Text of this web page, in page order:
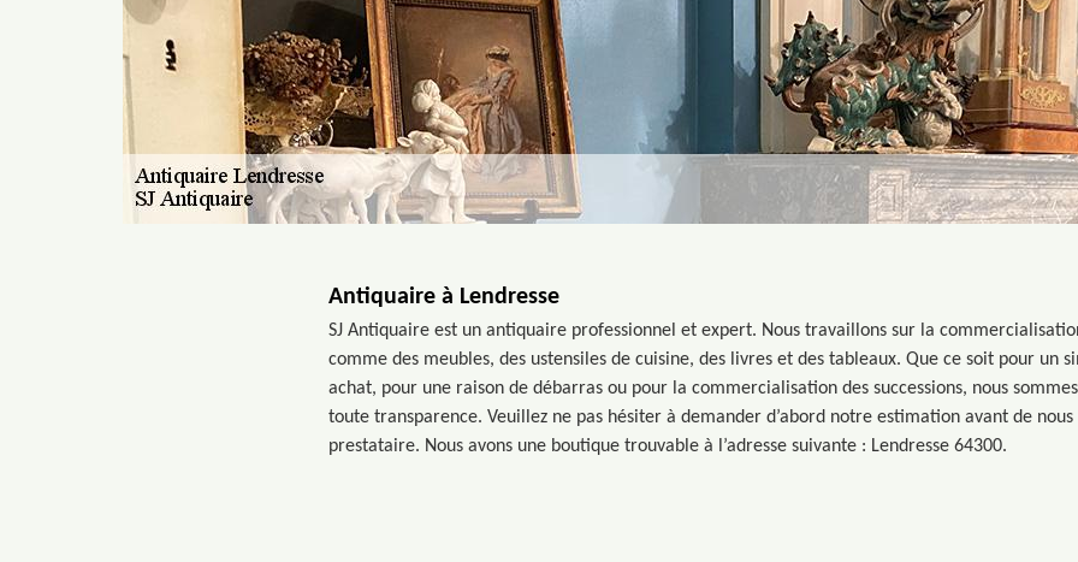
Antiquaire à Lendresse
SJ Antiquaire est un antiquaire professionnel et expert. Nous travaillons sur la
comme des meubles, des ustensiles de cuisine, des livres et des tableaux. Que ce soit pour un
achat, pour une raison de débarras ou pour la commercialisation des successions, nous
toute transparence. Veuillez ne pas hésiter à demander d’abord notre estimation avant de
prestataire. Nous avons une boutique trouvable à l’adresse suivante : Lendresse 64300.